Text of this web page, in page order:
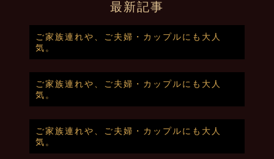
最新記事
ご家族連れや、ご夫婦・カップルにも大人
気。
ご家族連れや、ご夫婦・カップルにも大人
気。
ご家族連れや、ご夫婦・カップルにも大人
気。